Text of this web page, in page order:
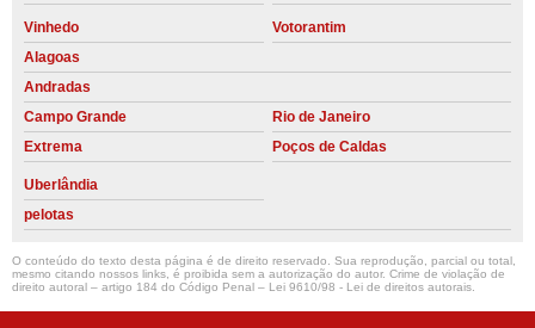
Vinhedo
Votorantim
Alagoas
Andradas
Campo Grande
Rio de Janeiro
Extrema
Poços de Caldas
Uberlândia
pelotas
O conteúdo do texto desta página é de direito reservado. Sua reprodução, parcial ou total,
mesmo citando nossos links, é proibida sem a autorização do autor. Crime de violação de
direito autoral – artigo 184 do Código Penal – Lei 9610/98 - Lei de direitos autorais.